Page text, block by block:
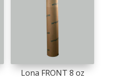
Lona FRONT 8 oz